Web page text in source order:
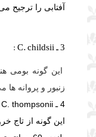
آفتابی را ترجیح
3 ـ C. childsii :
این گونه بومی
زنبور و پروانه ها
4 ـ
این گونه از تاج